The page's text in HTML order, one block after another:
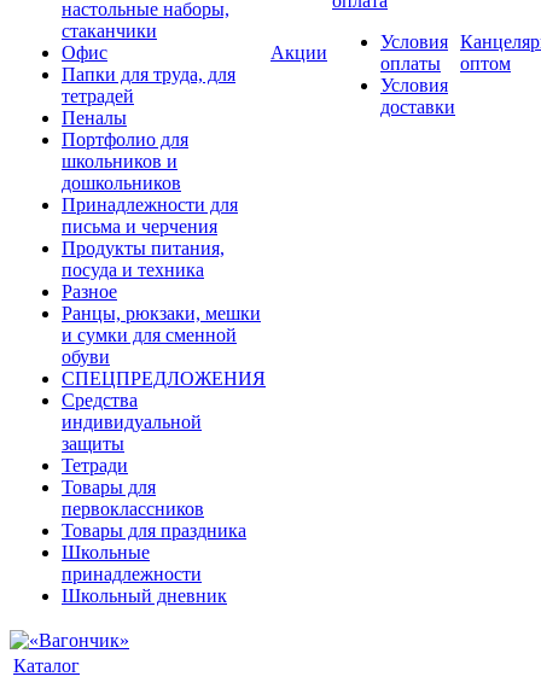
настольные наборы,
стаканчики
Офис
Папки для труда, для
тетрадей
Пеналы
Портфолио для
школьников и
дошкольников
Принадлежности для
письма и черчения
Продукты питания,
посуда и техника
Разное
Ранцы, рюкзаки, мешки
и сумки для сменной
обуви
СПЕЦПРЕДЛОЖЕНИЯ
Средства
индивидуальной
защиты
Тетради
Товары для
первоклассников
Товары для праздника
Школьные
принадлежности
Школьный дневник
Акции
Условия
оплаты
Условия
доставки
оптом
Каталог